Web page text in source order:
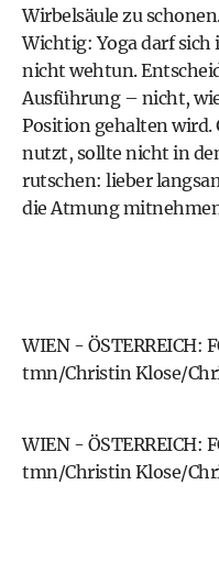
Wirbelsäule zu
Wichtig: Yoga darf
nicht wehtun.
Ausführung – nicht,
Position gehalten wird.
nutzt, sollte nicht in
rutschen: lieber
die Atmung
WIEN - ÖSTERREICH:
tmn/Christin Klose/
WIEN - ÖSTERREICH:
tmn/Christin Klose/